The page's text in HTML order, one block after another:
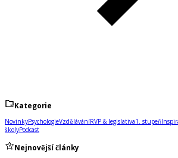
Kategorie
NovinkyPsychologieVzděláváníRVP & legislativa1. stupeň
školyPodcast
Nejnovější články